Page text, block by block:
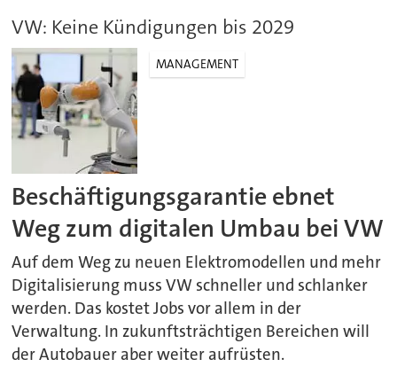
VW: Keine Kündigungen bis 2029
MANAGEMENT
Beschäftigungsgarantie ebnet
Weg zum digitalen Umbau bei VW
Auf dem Weg zu neuen Elektromodellen und mehr
Digitalisierung muss VW schneller und schlanker
werden. Das kostet Jobs vor allem in der
Verwaltung. In zukunftsträchtigen Bereichen will
der Autobauer aber weiter aufrüsten.